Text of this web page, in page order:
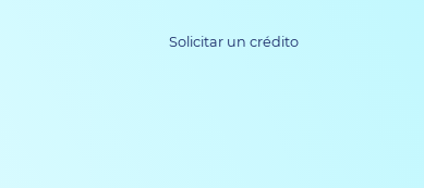
Solicitar un crédito